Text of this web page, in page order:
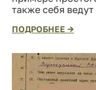
также себя
ПОДРОБНЕЕ →